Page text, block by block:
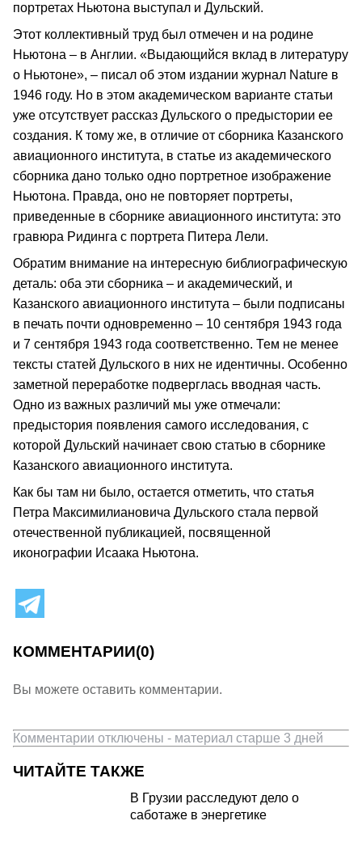
портретах Ньютона выступал и Дульский.
Этот коллективный труд был отмечен и на родине
Ньютона – в Англии. «Выдающийся вклад в литературу
о Ньютоне», – писал об этом издании журнал Nature в
1946 году. Но в этом академическом варианте статьи
уже отсутствует рассказ Дульского о предыстории ее
создания. К тому же, в отличие от сборника Казанского
авиационного института, в статье из академического
сборника дано только одно портретное изображение
Ньютона. Правда, оно не повторяет портреты,
приведенные в сборнике авиационного института: это
гравюра Ридинга с портрета Питера Лели.
Обратим внимание на интересную библиографическую
деталь: оба эти сборника – и академический, и
Казанского авиационного института – были подписаны
в печать почти одновременно – 10 сентября 1943 года
и 7 сентября 1943 года соответственно. Тем не менее
тексты статей Дульского в них не идентичны. Особенно
заметной переработке подверглась вводная часть.
Одно из важных различий мы уже отмечали:
предыстория появления самого исследования, с
которой Дульский начинает свою статью в сборнике
Казанского авиационного института.
Как бы там ни было, остается отметить, что статья
Петра Максимилиановича Дульского стала первой
отечественной публикацией, посвященной
иконографии Исаака Ньютона.
КОММЕНТАРИИ(0)
Вы можете оставить комментарии.
Комментарии отключены - материал старше 3 дней
ЧИТАЙТЕ ТАКЖЕ
В Грузии расследуют дело о
саботаже в энергетике